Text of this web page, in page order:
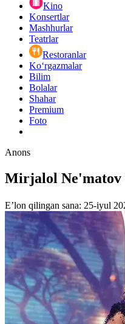
Kino
Konsertlar
Mashhurlar
Teatrlar
Restoranlar
Ko‘rgazmalar
Bilim
Bolalar
Shahar
Premium
Foto
Anons
Mirjalol Ne'matov
E’lon qilingan sana: 25-iyul